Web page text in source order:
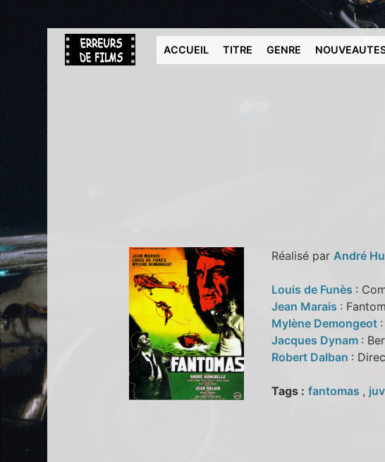
ACCUEIL TITRE GENRE
Réalisé par André
Louis de Funès :
Jean Marais :
Mylène Demongeot
Jacques Dynam :
Robert Dalban :
Tags : fantomas ,